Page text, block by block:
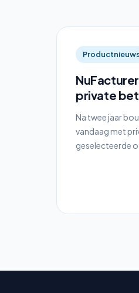
private
Na twee jaar
vandaag met
geselecteerde